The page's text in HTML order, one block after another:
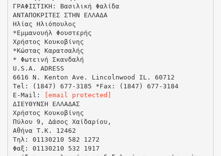
ΓΡΑΦΙΣΤΙΚΗ: Βασιλική Φαλίδα
ΑΝΤΑΠΟΚΡΙΤΕΣ ΣΤΗΝ ΕΛΛΑΔΑ
Ηλίας Ηλιόπουλος
*Εμμανουήλ Φουστερής
Χρήστος Κουκοβίνης
*Κώστας Καρατσαλής
* Φωτεινή Σκανδαλή
U.S.A. ADRESS
6616 N. Kenton Ave. Lincolnwood IL. 60712
Tel: (1847) 677-3185 *Fax: (1847) 677-3184
E-Mail:
[email protected]